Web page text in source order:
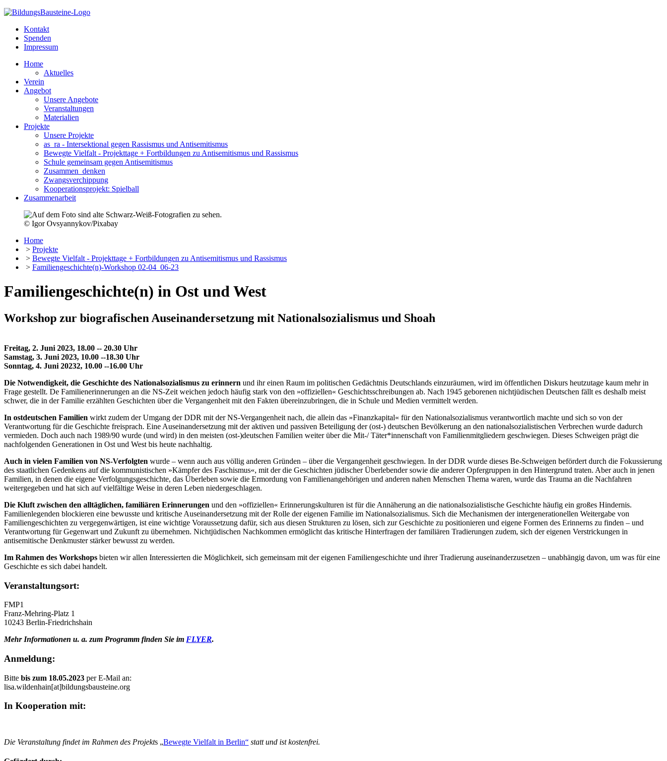
Kontakt
Spenden
Impressum
Home
Aktuelles
Verein
Angebot
Unsere Angebote
Veranstaltungen
Materialien
Projekte
Unsere Projekte
as_ra - Intersektional gegen Rassismus und Antisemitismus
Bewegte Vielfalt - Projekttage + Fortbildungen zu Antisemitismus und Rassismus
Schule gemeinsam gegen Antisemitismus
Zusammen_denken
Zwangsverchippung
Kooperationsprojekt: Spielball
Zusammenarbeit
© Igor Ovsyannykov/Pixabay
Home
> Projekte
> Bewegte Vielfalt - Projekttage + Fortbildungen zu Antisemitismus und Rassismus
> Familiengeschichte(n)-Workshop 02-04_06-23
Familiengeschichte(n) in Ost und West
Workshop zur biografischen Auseinandersetzung mit Nationalsozialismus und Shoah
Freitag, 2. Juni 2023, 18.00 -- 20.30 Uhr
Samstag, 3. Juni 2023, 10.00 --18.30 Uhr
Sonntag, 4. Juni 20232, 10.00 --16.00 Uhr
Die Notwendigkeit, die Geschichte des Nationalsozialismus zu erinnern und ihr einen Raum im politischen Gedächtnis Deutschlands einzuräumen, wird im öffentlichen Diskurs heutzutage kaum mehr in
Frage gestellt. De Familienerinnerungen an die NS-Zeit weichen jedoch häufig stark von den »offiziellen« Geschichtsschreibungen ab. Nach 1945 geborenen nichtjüdischen Deutschen fällt es deshalb meist
schwer, die in der Familie erzählten Geschichten über die Vergangenheit mit den Fakten übereinzubringen, die in Schule und Medien vermittelt werden.
In ostdeutschen Familien wirkt zudem der Umgang der DDR mit der NS-Vergangenheit nach, die allein das »Finanzkapital« für den Nationalsozialismus verantwortlich machte und sich so von der
Verantwortung für die Geschichte freisprach. Eine Auseinandersetzung mit der aktiven und passiven Beteiligung der (ost-) deutschen Bevölkerung an den nationalsozialistischen Verbrechen wurde dadurch
vermieden. Doch auch nach 1989/90 wurde (und wird) in den meisten (ost-)deutschen Familien weiter über die Mit-/ Täter*innenschaft von Familienmitgliedern geschwiegen. Dieses Schweigen prägt die
nachfolgenden Generationen in Ost und West bis heute nachhaltig.
Auch in vielen Familien von NS-Verfolgten wurde – wenn auch aus völlig anderen Gründen – über die Vergangenheit geschwiegen. In der DDR wurde dieses Be-Schweigen befördert durch die Fokussierung
des staatlichen Gedenkens auf die kommunistischen »Kämpfer des Faschismus«, mit der die Geschichten jüdischer Überlebender sowie die anderer Opfergruppen in den Hintergrund traten. Aber auch in jenen
Familien, in denen die eigene Verfolgungsgeschichte, das Überleben sowie die Ermordung von Familienangehörigen und anderen nahen Menschen Thema waren, wurde das Trauma an die Nachfahren
weitergegeben und hat sich auf vielfältige Weise in deren Leben niedergeschlagen.
Die Kluft zwischen den alltäglichen, familiären Erinnerungen und den »offiziellen« Erinnerungskulturen ist für die Annäherung an die nationalsozialistische Geschichte häufig ein großes Hindernis.
Familienlegenden blockieren eine bewusste und kritische Auseinandersetzung mit der Rolle der eigenen Familie im Nationalsozialismus. Sich die Mechanismen der intergenerationellen Weitergabe von
Familiengeschichten zu vergegenwärtigen, ist eine wichtige Voraussetzung dafür, sich aus diesen Strukturen zu lösen, sich zur Geschichte zu positionieren und eigene Formen des Erinnerns zu finden – und
Verantwortung für Gegenwart und Zukunft zu übernehmen. Nichtjüdischen Nachkommen ermöglicht das kritische Hinterfragen der familiären Tradierungen zudem, sich der eigenen Verstrickungen in
antisemitische Denkmuster stärker bewusst zu werden.
Im Rahmen des Workshops bieten wir allen Interessierten die Möglichkeit, sich gemeinsam mit der eigenen Familiengeschichte und ihrer Tradierung auseinanderzusetzen – unabhängig davon, um was für eine
Geschichte es sich dabei handelt.
Veranstaltungsort:
FMP1
Franz-Mehring-Platz 1
10243 Berlin-Friedrichshain
Mehr Informationen u. a. zum Programm finden Sie im FLYER.
Anmeldung:
Bitte bis zum 18.05.2023 per E-Mail an:
lisa.wildenhain[at]bildungsbausteine.org
In Kooperation mit:
Die Veranstaltung findet im Rahmen des Projekts „Bewegte Vielfalt in Berlin“ statt und ist kostenfrei.